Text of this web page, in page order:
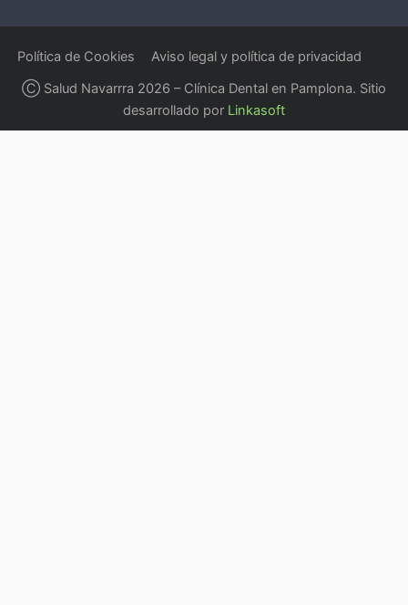
Ⓒ Salud Navarrra 2026 – Clínica Dental en Pamplona. Sitio
desarrollado por Linkasoft
Política de Cookies Aviso legal y política de privacidad